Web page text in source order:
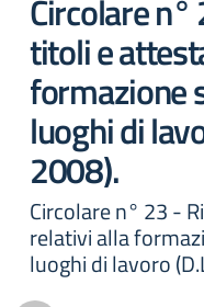
Circolare
titoli e
formazione
luoghi di
2008).
Circolare n° 23 -
relativi alla
luoghi di lavoro